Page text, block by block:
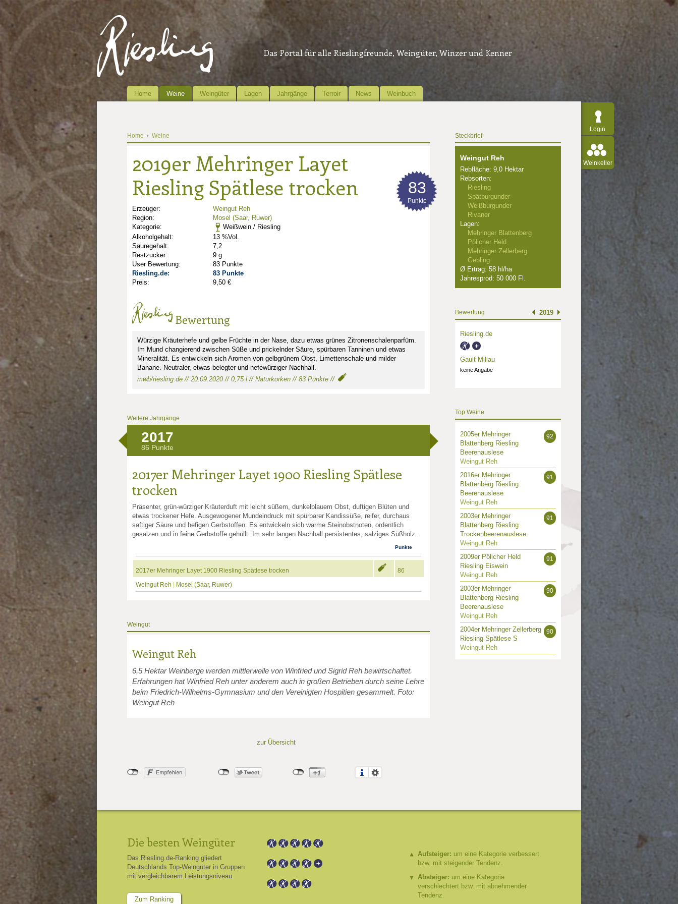
Das Portal für alle Rieslingfreunde, Weingüter, Winzer und Kenner
Home Weine Weingüter Lagen Jahrgänge Terroir News Weinbuch
Login
Weinkeller
Home Weine
2019er Mehringer Layet
Riesling Spätlese trocken
Erzeuger:
Weingut Reh
Region:
Mosel (Saar, Ruwer)
Kategorie:
Weißwein / Riesling
Alkoholgehalt:
13 %Vol.
Säuregehalt:
7,2
Restzucker:
9 g
User Bewertung:
83 Punkte
Riesling.de:
83 Punkte
Preis:
9,50 €
83
Punkte
Bewertung
Würzige Kräuterhefe und gelbe Früchte in der Nase, dazu etwas grünes Zitronenschalenparfüm.
Im Mund changierend zwischen Süße und prickelnder Säure, spürbaren Tanninen und etwas
Mineralität. Es entwickeln sich Aromen von gelbgrünem Obst, Limettenschale und milder
Banane. Neutraler, etwas belegter und hefewürziger Nachhall.
mwb/riesling.de // 20.09.2020 // 0,75 l // Naturkorken // 83 Punkte //
Weitere Jahrgänge
2017
86 Punkte
2017er Mehringer Layet 1900 Riesling Spätlese
trocken
Präsenter, grün-würziger Kräuterduft mit leicht süßem, dunkelblauem Obst, duftigen Blüten und
etwas trockener Hefe. Ausgewogener Mundeindruck mit spürbarer Kandissüße, reifer, durchaus
saftiger Säure und hefigen Gerbstoffen. Es entwickeln sich warme Steinobstnoten, ordentlich
gesalzen und in feine Gerbstoffe gehüllt. Im sehr langen Nachhall persistentes, salziges Süßholz.
Punkte
2017er Mehringer Layet 1900 Riesling Spätlese trocken
86
Weingut Reh
Mosel (Saar, Ruwer)
Weingut
Weingut Reh
6,5 Hektar Weinberge werden mittlerweile von Winfried und Sigrid Reh bewirtschaftet.
Erfahrungen hat Winfried Reh unter anderem auch in großen Betrieben durch seine Lehre
beim Friedrich-Wilhelms-Gymnasium und den Vereinigten Hospitien gesammelt. Foto:
Weingut Reh
zur Übersicht
Steckbrief
Weingut Reh
Rebfläche: 9,0 Hektar
Rebsorten:
Riesling
Spätburgunder
Weißburgunder
Rivaner
Lagen:
Mehringer Blattenberg
Pölicher Held
Mehringer Zellerberg
Gebling
Ø Ertrag: 58 hl/ha
Jahresprod: 50 000 Fl.
Bewertung 2019
Riesling.de
1.5
Gault Millau
keine Angabe
Top Weine
92
2005er Mehringer
Blattenberg Riesling
Beerenauslese
Weingut Reh
91
2016er Mehringer
Blattenberg Riesling
Beerenauslese
Weingut Reh
91
2003er Mehringer
Blattenberg Riesling
Trockenbeerenauslese
Weingut Reh
91
2009er Pölicher Held
Riesling Eiswein
Weingut Reh
90
2003er Mehringer
Blattenberg Riesling
Beerenauslese
Weingut Reh
90
2004er Mehringer Zellerberg
Riesling Spätlese S
Weingut Reh
Die besten Weingüter
Das Riesling.de-Ranking gliedert
Deutschlands Top-Weingüter in Gruppen
mit vergleichbarem Leistungsniveau.
Zum Ranking
Aufsteiger: um eine Kategorie verbessert
bzw. mit steigender Tendenz.
Absteiger: um eine Kategorie
verschlechtert bzw. mit abnehmender
Tendenz.